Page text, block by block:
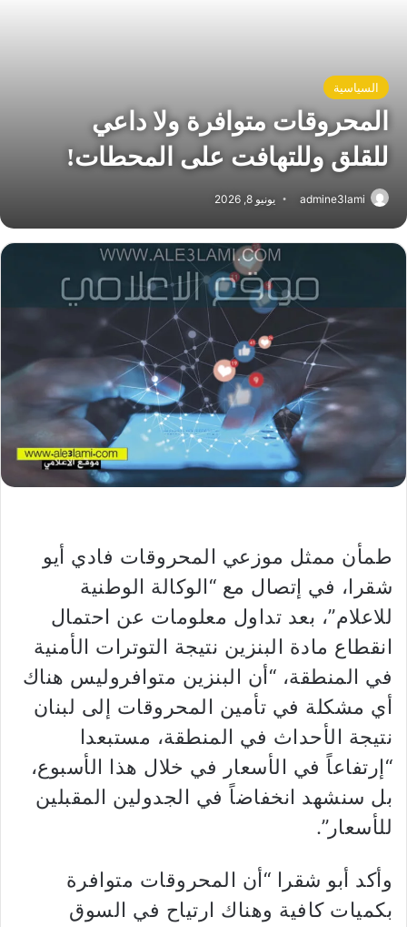
السياسية
المحروقات متوافرة ولا داعي
للقلق وللتهافت على المحطات!
admine3lami يونيو 8, 2026
طمأن ممثل موزعي المحروقات فادي أيو
شقرا، في إتصال مع “الوكالة الوطنية
للاعلام”، بعد تداول معلومات عن احتمال
انقطاع مادة البنزين نتيجة التوترات الأمنية
في المنطقة، “أن البنزين متوافروليس هناك
أي مشكلة في تأمين المحروقات إلى لبنان
نتيجة الأحداث في المنطقة، مستبعدا
“إرتفاعاً في الأسعار في خلال هذا الأسبوع،
بل سنشهد انخفاضاً في الجدولين المقبلين
للأسعار”.
وأكد أبو شقرا “أن المحروقات متوافرة
بكميات كافية وهناك ارتياح في السوق